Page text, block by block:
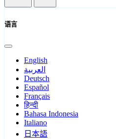
语言
English
العربية
Deutsch
Español
Français
हिन्दी
Bahasa Indonesia
Italiano
日本語